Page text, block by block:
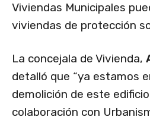
Viviendas Municipales
viviendas de protección
La concejala de Vivienda,
detalló que “ya estamos
demolición de este
colaboración con